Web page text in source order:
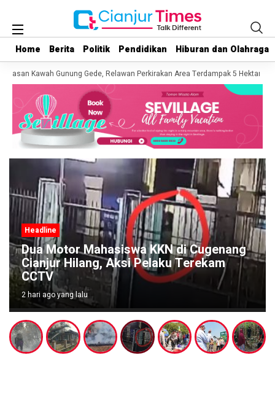
Home Berita Politik Pendidikan Hiburan dan Olahraga
Home Berita Politik Pendidikan Hiburan dan Olahraga
Kawah Gunung Gede, Relawan Perkirakan Area Terdampak 5 Hektare
Cugenang
Headline
Polres Cianjur Mulai Salurkan
Air Bersih ke Wilayah
Kekeringan di Cianjur
3 hari ago yang lalu